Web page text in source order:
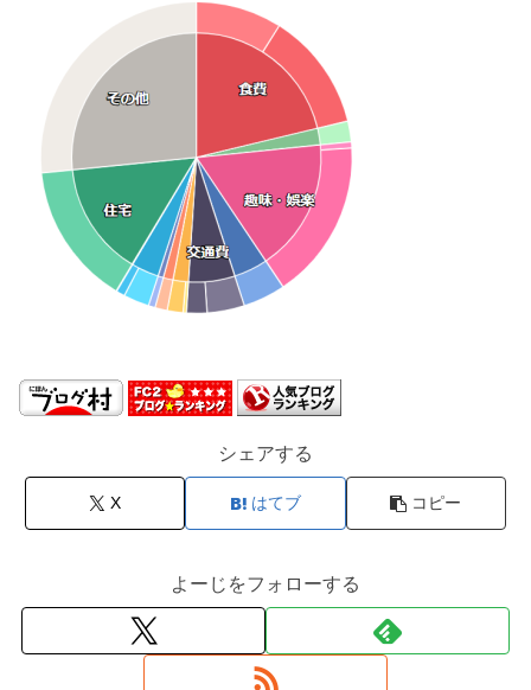
シェアする
X はてブ コピー
よーじをフォローする